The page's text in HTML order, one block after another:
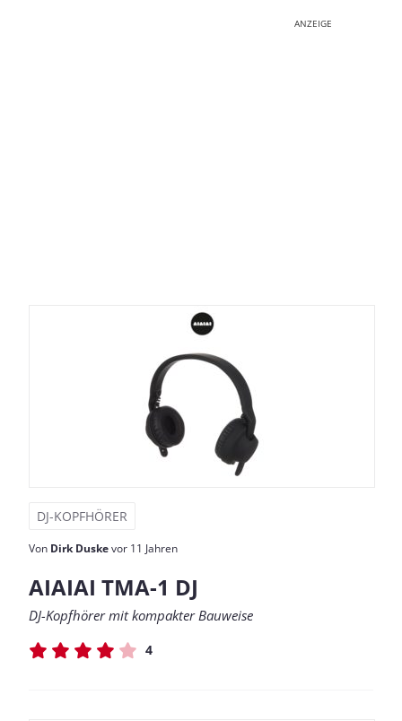
ANZEIGE
DJ-KOPFHÖRER
Von Dirk Duskevor 11 Jahren
AIAIAI TMA-1 DJ
DJ-Kopfhörer mit kompakter Bauweise
4